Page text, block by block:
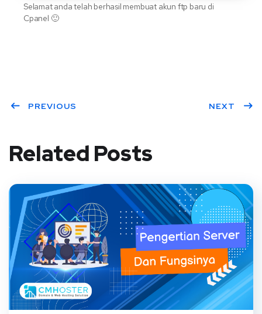
Selamat anda telah berhasil membuat akun ftp baru di
Cpanel 🙂
PREVIOUS NEXT
Related Posts